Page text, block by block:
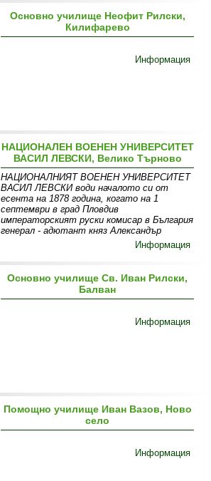
Основно училище Неофит Рилски,
Килифарево
Информация
НАЦИОНАЛЕН ВОЕНЕН УНИВЕРСИТЕТ
ВАСИЛ ЛЕВСКИ, Велико Търново
НАЦИОНАЛНИЯТ ВОЕНЕН УНИВЕРСИТЕТ
ВАСИЛ ЛЕВСКИ води началото си от
есента на 1878 година, когато на 1
септември в град Пловдив
императорският руски комисар в България
генерал - адютант княз Александър
Информация
Основно училище Св. Иван Рилски,
Балван
Информация
Помощно училище Иван Вазов, Ново
село
Информация